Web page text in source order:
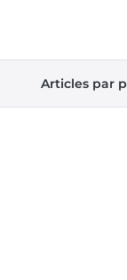
Articles par